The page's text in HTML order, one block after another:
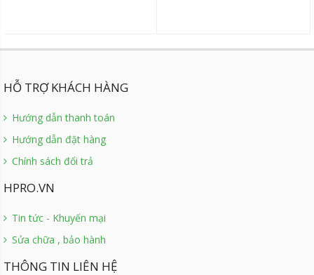
HỖ TRỢ KHÁCH HÀNG
Hướng dẫn thanh toán
Hướng dẫn đặt hàng
Chính sách đổi trả
HPRO.VN
Tin tức - Khuyến mại
Sửa chữa , bảo hành
THÔNG TIN LIÊN HỆ